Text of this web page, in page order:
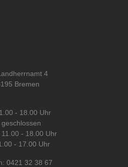
4
Bremen
- 18.00 Uhr
geschlossen
11.00 - 18.00 Uhr
- 17.00 Uhr
0421 32 38 67